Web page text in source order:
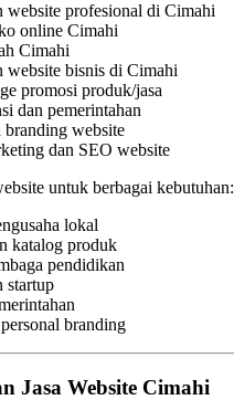
website profesional di Cimahi
online Cimahi
Cimahi
website bisnis di Cimahi
promosi produk/jasa
dan pemerintahan
branding website
dan SEO website
untuk berbagai kebutuhan:
lokal
katalog produk
pendidikan
startup
branding
Jasa Website Cimahi